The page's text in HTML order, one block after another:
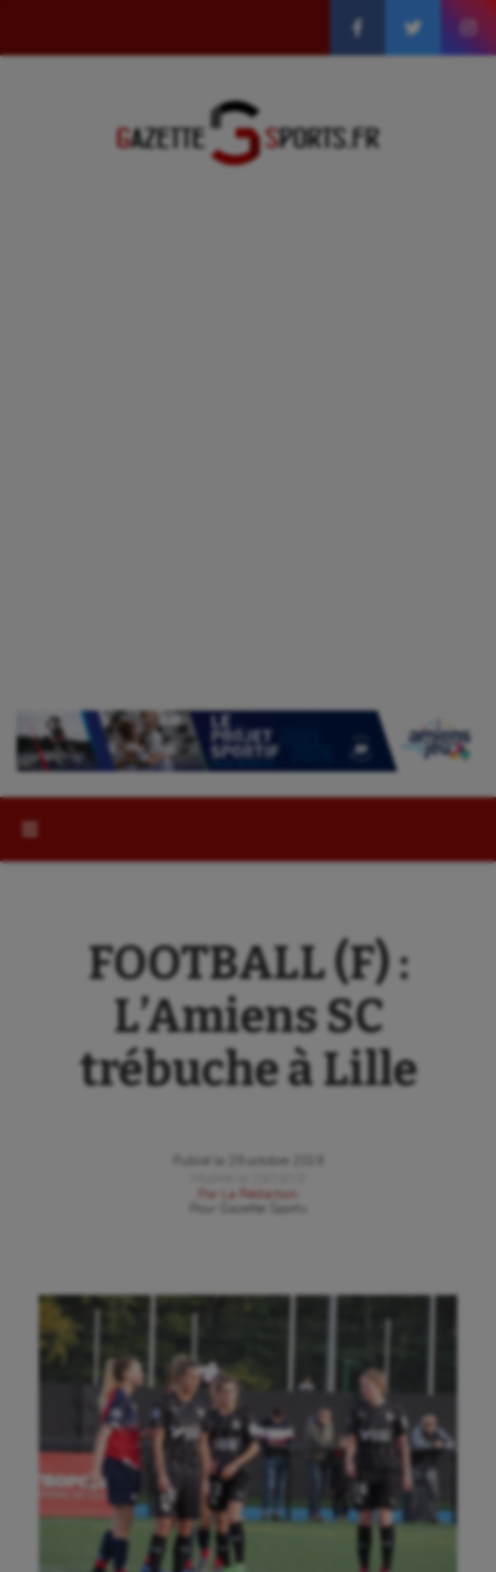
FOOTBALL (F) :
L’Amiens SC
trébuche à Lille
Publié le
29 octobre 2019
Par
La Rédaction
Gazette Sports